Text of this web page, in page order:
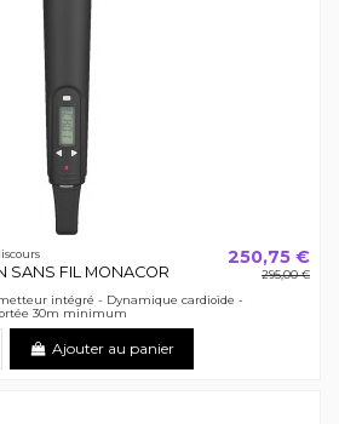
SANS FIL MONACOR
250,75 €
295,00 €
intégré - Dynamique cardioïde -
30m minimum
Ajouter au panier